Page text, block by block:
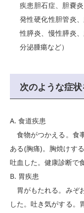
疾患胆石症、胆嚢
発性硬化性胆管炎
性膵炎、慢性膵炎
分泌腫瘍など）
次のような症
A. 食道疾患
食物がつかえる。食
ある(胸痛)。胸焼けす
吐血した。健康診断で
B. 胃疾患
胃がもたれる。みぞ
した。吐き気がする。